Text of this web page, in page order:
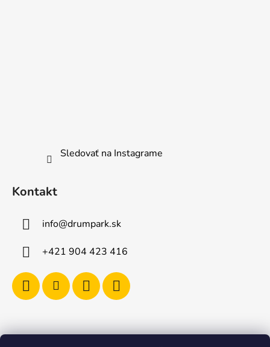
Sledovať na Instagrame
Kontakt
info@drumpark.sk
+421 904 423 416